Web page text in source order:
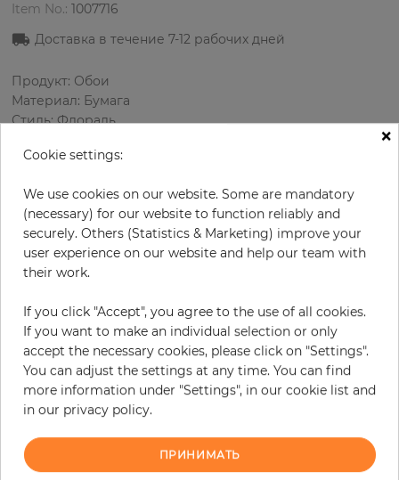
Item No.: 1007716
Доставка в течение7-12 рабочих дней
Продукт: Обои
Материал: Бумага
Стиль: Флораль
Размеры (ширина/длина): 52 см / 10.05 м
Цвет Бежевый
Цвет узора: Розовый
66,90 € за рулон
19% НДС включительно + Доставка
Цена за м² - 12,80 €
Do you need glue?
− +
×
Cookie settings:
We use cookies on our website. Some are mandatory
(necessary) for our website to function reliably and
securely. Others (Statistics & Marketing) improve your
user experience on our website and help our team with
their work.
If you click "Accept", you agree to the use of all cookies.
If you want to make an individual selection or only
accept the necessary cookies, please click on "Settings".
You can adjust the settings at any time. You can find
more information under "Settings", in our cookie list and
in our privacy policy.
ПРИНИМАТЬ